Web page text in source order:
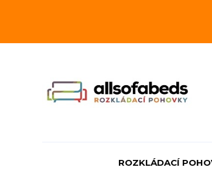
ROZKLÁDACÍ